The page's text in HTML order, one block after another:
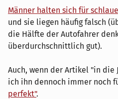
Männer halten sich für
und sie liegen häufig falsch
die Hälfte der Autofahrer
überdurchschnittlich gut).
Auch, wenn der Artikel "in die
ich ihn dennoch immer noch
perfekt".